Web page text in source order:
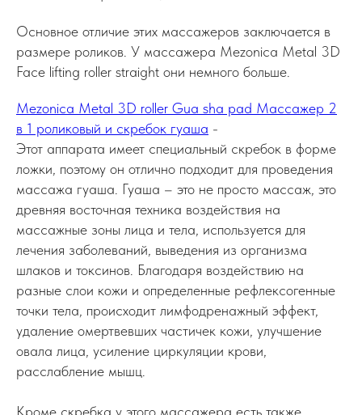
Основное отличие этих массажеров заключается в
размере роликов. У массажера Mezonica Metal 3D
Face lifting roller straight они немного больше.
Mezonica Metal 3D roller Gua sha pad Массажер 2
в 1 роликовый и скребок гуаша -
Этот аппарата имеет специальный скребок в форме
ложки, поэтому он отлично подходит для проведения
массажа гуаша. Гуаша – это не просто массаж, это
древняя восточная техника воздействия на
массажные зоны лица и тела, используется для
лечения заболеваний, выведения из организма
шлаков и токсинов. Благодаря воздействию на
разные слои кожи и определенные рефлексогенные
точки тела, происходит лимфодренажный эффект,
удаление омертвевших частичек кожи, улучшение
овала лица, усиление циркуляции крови,
расслабление мышц.
Кроме скребка у этого массажера есть также